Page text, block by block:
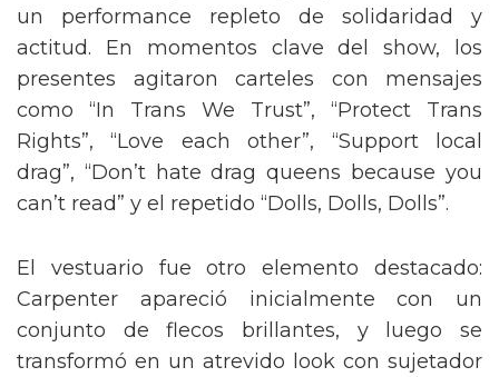
un performance repleto de solidaridad y
actitud. En momentos clave del show, los
presentes agitaron carteles con mensajes
como “In Trans We Trust”, “Protect Trans
Rights”, “Love each other”, “Support local
drag”, “Don’t hate drag queens because you
can’t read” y el repetido “Dolls, Dolls, Dolls”.
El vestuario fue otro elemento destacado:
Carpenter apareció inicialmente con un
conjunto de flecos brillantes, y luego se
transformó en un atrevido look con sujetador